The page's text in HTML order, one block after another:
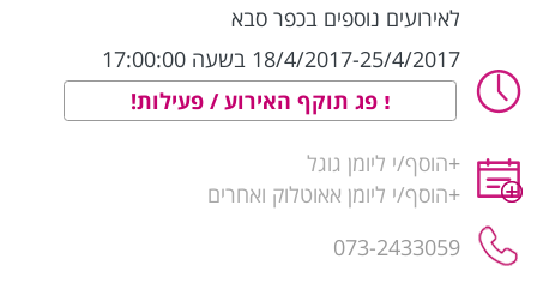
לאירועים נוספים בכפר סבא
18/4/2017-25/4/2017 בשעה 17:00:00
פג תוקף האירוע / פעילות!
+הוסף/י ליומן גוגל
+הוסף/י ליומן אאוטלוק ואחרים